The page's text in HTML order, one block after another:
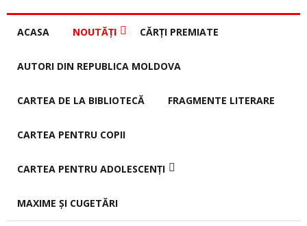
ACASA NOUTĂȚI CĂRȚI PREMIATE
AUTORI DIN REPUBLICA MOLDOVA
CARTEA DE LA BIBLIOTECĂ FRAGMENTE LITERARE
CARTEA PENTRU COPII
CARTEA PENTRU ADOLESCENȚI
MAXIME ȘI CUGETĂRI